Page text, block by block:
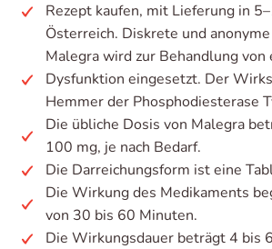
Rezept kaufen, mit Lieferung in
Österreich. Diskrete und
Malegra wird zur Behandlung
Dysfunktion eingesetzt. Der
Hemmer der Phosphodiesterase
Die übliche Dosis von Malegra
100 mg, je nach Bedarf.
Die Darreichungsform ist eine
Die Wirkung des Medikaments
von 30 bis 60 Minuten.
Die Wirkungsdauer beträgt 4 bis